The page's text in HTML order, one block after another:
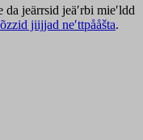
da jeärrsid jeäʹrbi mieʹldd
jiijjad neʹttpååšta.